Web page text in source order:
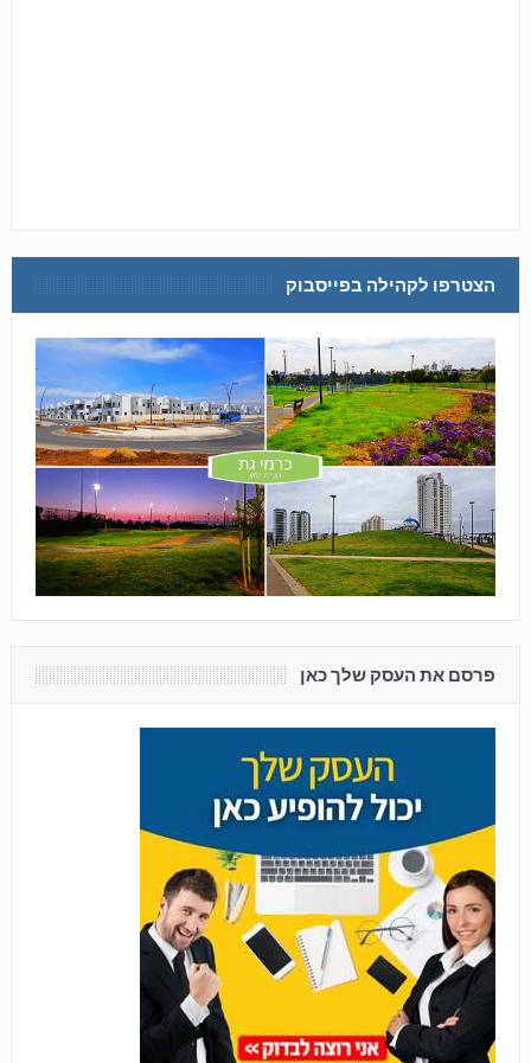
הצטרפו לקהילה בפייסבוק
פרסם את העסק שלך כאן